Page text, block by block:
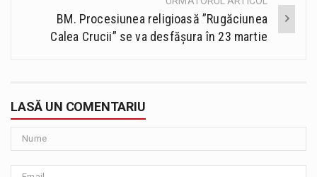
BM. Procesiunea religioasă ”Rugăciunea
Calea Crucii” se va desfășura în 23 martie
LASĂ UN COMENTARIU